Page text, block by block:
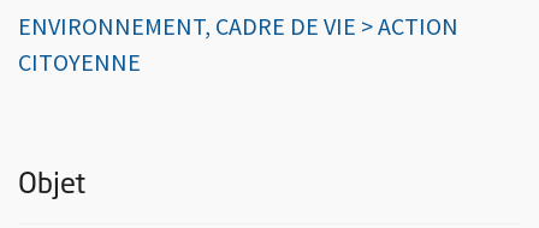
ENVIRONNEMENT, CADRE DE VIE > ACTION
CITOYENNE
Objet